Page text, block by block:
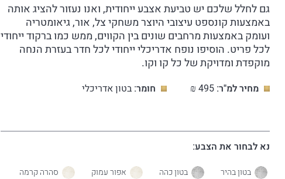
גם לחלל שלכם יש טביעת אצבע ייחודית, ואנו נעזור להציג אותה
באמצעות קונספט עיצובי היוצר משחקי צל, אור, גיאומטריה
ועומק באמצעות מרחבים שונים בין הקווים, ממש כמו ברקוד ייחודי
לכל פריט. הוסיפו נופח אדריכלי ייחודי לכל חדר בעזרת הנחה
מוקפדת ומדויקת של כל קו וקו.
מחיר למ"ר: 495
₪ חומר: בטון אדריכלי
נא לבחור את הצבע:
בטון בהיר בטון כהה אפור עמוק סהרה קרמה